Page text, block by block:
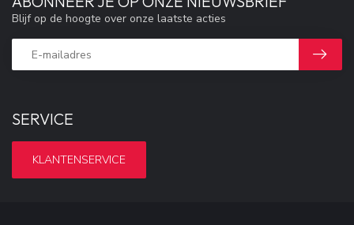
SERVICE
KLANTENSERVICE
Blijf op de hoogte over onze laatste acties